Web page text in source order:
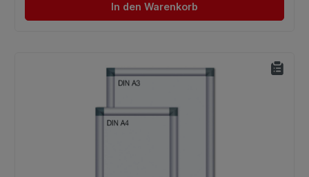
In den Warenkorb